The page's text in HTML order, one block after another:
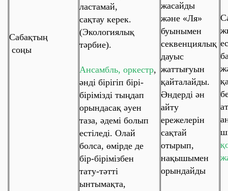
Сабақтың
соңы
ластамай,
сақтау керек.
(Экологиялық
тәрбие).
Ансамбль, оркестр,
әнді бірігіп бірі-
бірімізді тыңдап
орындасақ әуен
таза, әдемі болып
естіледі. Олай
болса, өмірде де
бір-бірімізбен
тату-тәтті
ынтымақта,
жасайды
және «Ля»
буынымен
секвенциялық
дауыс
жаттығуын
қайталайды.
Әндерді ән
айту
ережелерін
сақтай
отырып,
нақышымен
орындайды